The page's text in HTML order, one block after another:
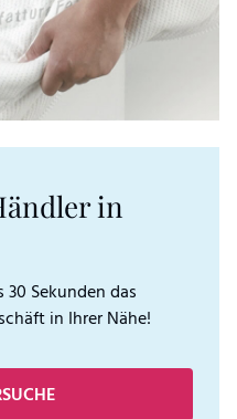
in
Sekunden das
in Ihrer Nähe!